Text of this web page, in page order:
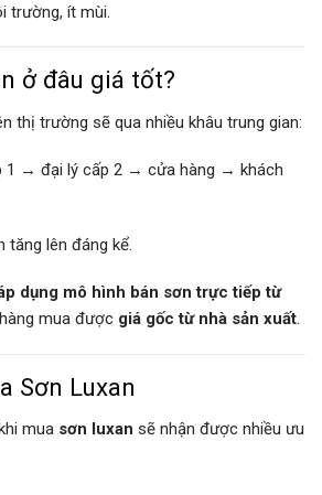
trường, ít mùi.
ở đâu giá tốt?
thị trường sẽ qua nhiều khâu trung gian:
1 → đại lý cấp 2 → cửa hàng → khách
tăng lên đáng kể.
dụng mô hình bán sơn trực tiếp từ
mua được giá gốc từ nhà sản xuất.
Sơn Luxan
mua sơn luxan sẽ nhận được nhiều ưu